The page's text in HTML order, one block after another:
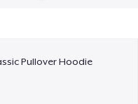
Pullover Hoodie